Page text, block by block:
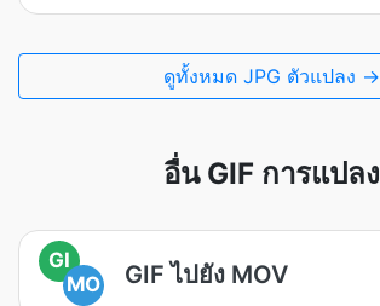
ดูทั้งหมด JPG ตัวแปลง →
อื่น GIF การแปลง
GI
MO
GIF ไปยัง MOV